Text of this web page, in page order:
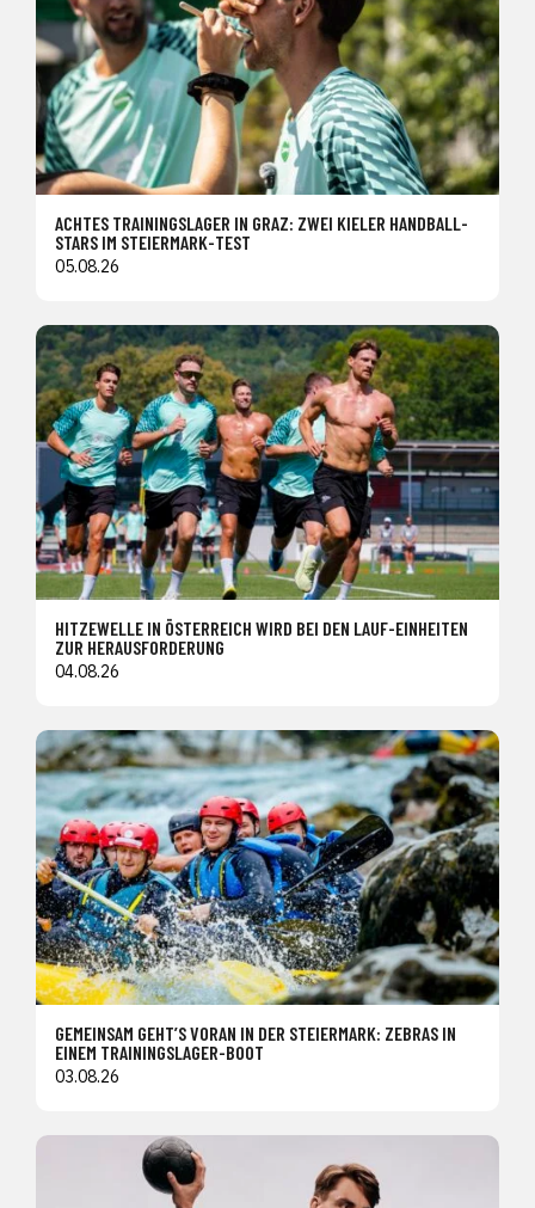
ACHTES TRAININGSLAGER IN GRAZ: ZWEI KIELER HANDBALL-
STARS IM STEIERMARK-TEST
05.08.26
HITZEWELLE IN ÖSTERREICH WIRD BEI DEN LAUF-EINHEITEN
ZUR HERAUSFORDERUNG
04.08.26
GEMEINSAM GEHT’S VORAN IN DER STEIERMARK: ZEBRAS IN
EINEM TRAININGSLAGER-BOOT
03.08.26